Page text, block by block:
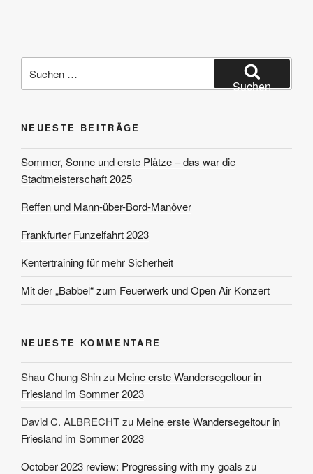
nach:
Suchen
NEUESTE BEITRÄGE
Sommer, Sonne und erste Plätze – das war die
Stadtmeisterschaft 2025
Reffen und Mann-über-Bord-Manöver
Frankfurter Funzelfahrt 2023
Kentertraining für mehr Sicherheit
Mit der „Babbel“ zum Feuerwerk und Open Air Konzert
NEUESTE KOMMENTARE
Shau Chung Shinzu Meine erste Wandersegeltour in
Friesland im Sommer 2023
David C. ALBRECHTzu Meine erste Wandersegeltour in
Friesland im Sommer 2023
October 2023 review: Progressing with my goals zu